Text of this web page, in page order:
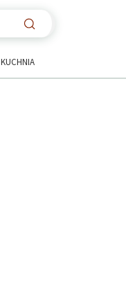
KUCHNIA